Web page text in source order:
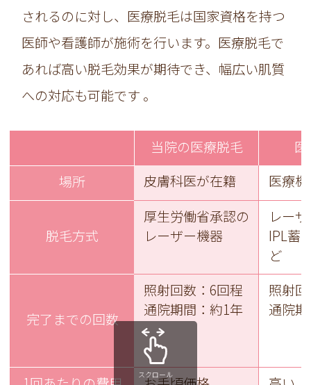
されるのに対し、医療脱毛は国家資格を持つ
医師や看護師が施術を行います。医療脱毛で
あれば高い脱毛効果が期待でき、幅広い肌質
への対応も可能です 。
当院の医療脱毛
場所
皮膚科医が在籍 医療
脱毛方式
厚生労働省承認の
レーザー機器
レー
IPL蓄
ど
完了までの回数
照射回数：6回程
通院期間：約1年
照射
通院
スクロール